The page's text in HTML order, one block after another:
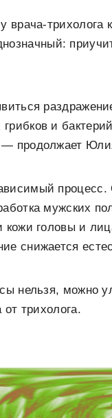
трихолога
и
— продолжает
процесс.
мужских
кожи головы и
снижается
нельзя, можно
трихолога.